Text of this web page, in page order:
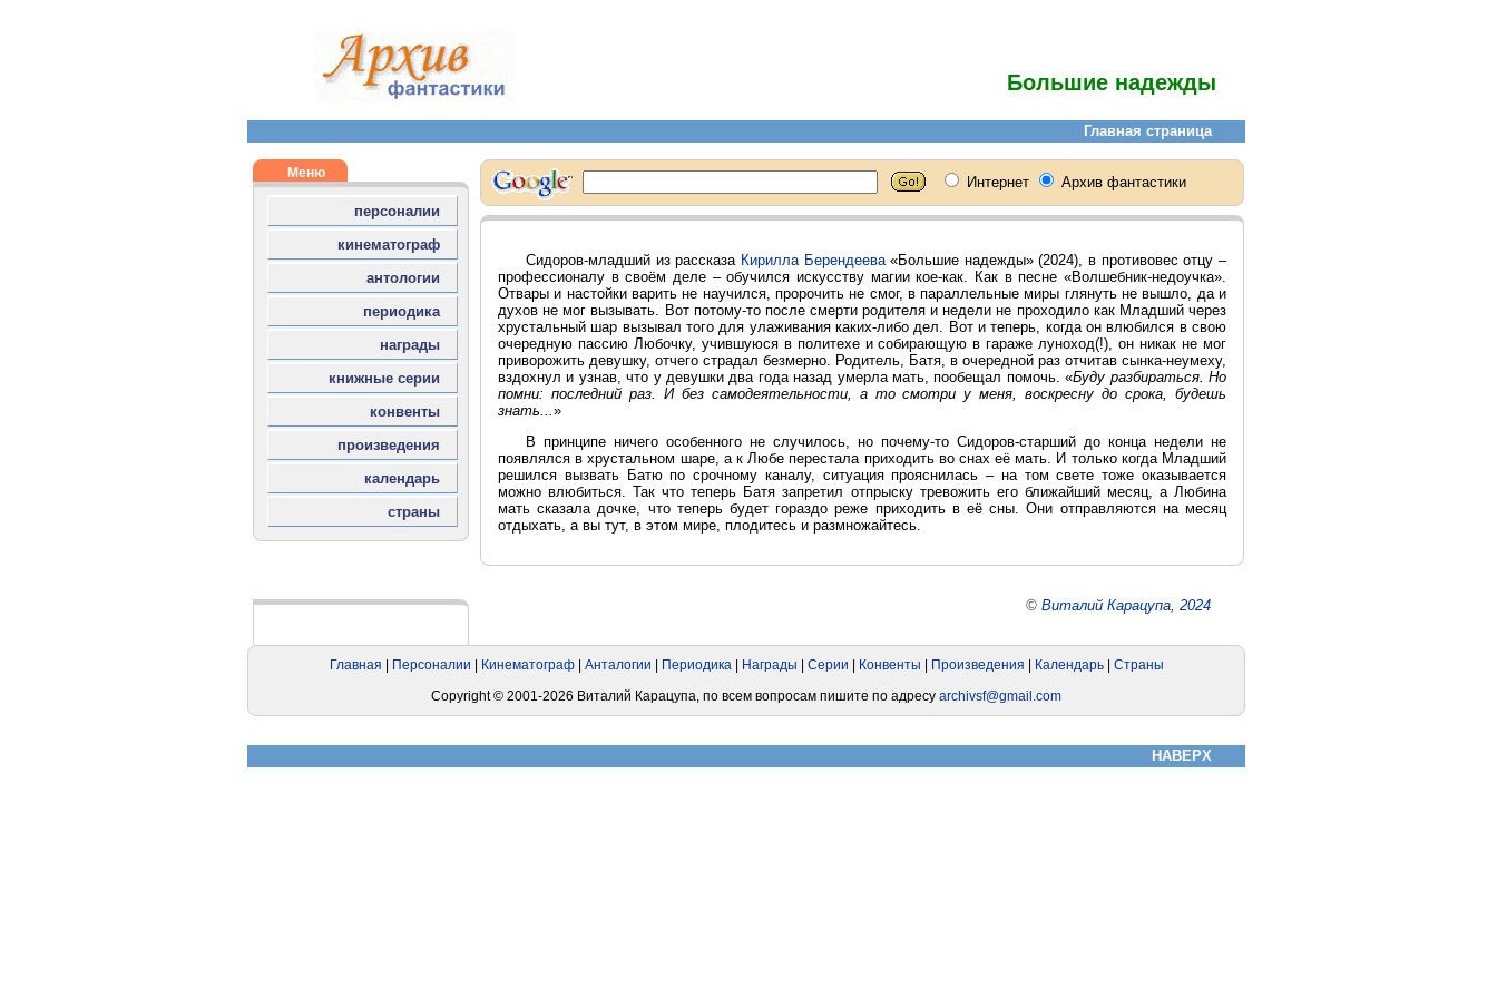
Большие надежды
Сидоров-младший из рассказа Кирилла Берендеева«Большие надежды» (2024), в противовес отцу –
профессионалу в своём деле – обучился искусству магии кое-как. Как в песне «Волшебник-недоучка».
Отвары и настойки варить не научился, пророчить не смог, в параллельные миры глянуть не вышло, да и
духов не мог вызывать. Вот потому-то после смерти родителя и недели не проходило как Младший через
хрустальный шар вызывал того для улаживания каких-либо дел. Вот и теперь, когда он влюбился в свою
очередную пассию Любочку, учившуюся в политехе и собирающую в гараже луноход(!), он никак не мог
приворожить девушку, отчего страдал безмерно. Родитель, Батя, в очередной раз отчитав сынка-неумеху,
вздохнул и узнав, что у девушки два года назад умерла мать, пообещал помочь. «Буду разбираться. Но
помни: последний раз. И без самодеятельности, а то смотри у меня, воскресну до срока, будешь
знать...»
В принципе ничего особенного не случилось, но почему-то Сидоров-старший до конца недели не
появлялся в хрустальном шаре, а к Любе перестала приходить во снах её мать. И только когда Младший
решился вызвать Батю по срочному каналу, ситуация прояснилась – на том свете тоже оказывается
можно влюбиться. Так что теперь Батя запретил отпрыску тревожить его ближайший месяц, а Любина
мать сказала дочке, что теперь будет гораздо реже приходить в её сны. Они отправляются на месяц
отдыхать, а вы тут, в этом мире, плодитесь и размножайтесь.
© Виталий Карацупа, 2024
НАВЕРХ